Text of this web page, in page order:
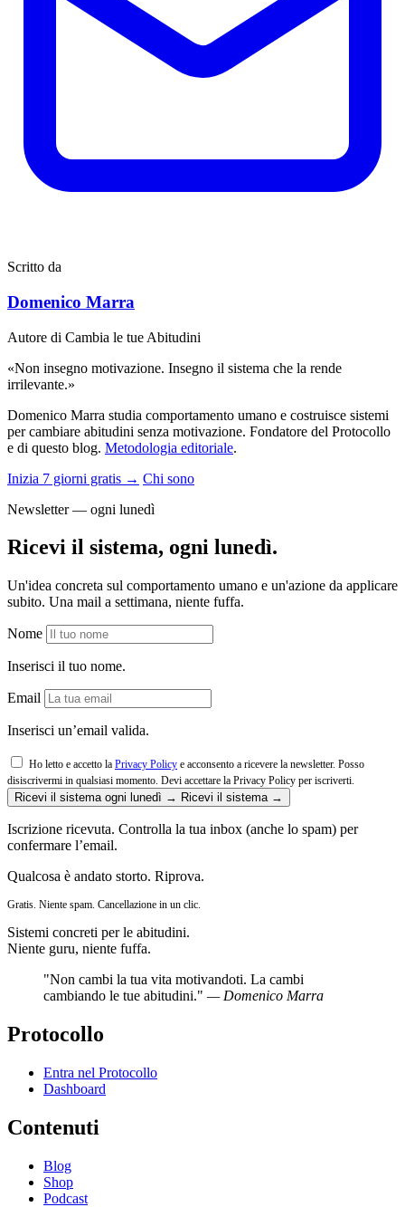
Scritto da
Domenico Marra
Autore di Cambia le tue Abitudini
«Non insegno motivazione. Insegno il sistema che la rende
irrilevante.»
Domenico Marra studia comportamento umano e costruisce sistemi
per cambiare abitudini senza motivazione. Fondatore del Protocollo
e di questo blog. Metodologia editoriale.
Inizia 7 giorni gratis → Chi sono
Newsletter — ogni lunedì
Ricevi il sistema, ogni lunedì.
Un'idea concreta sul comportamento umano e un'azione da applicare
subito. Una mail a settimana, niente fuffa.
Nome
Inserisci il tuo nome.
Email
Inserisci un’email valida.
Ho letto e accetto la Privacy Policy e acconsento a ricevere la newsletter. Posso
disiscrivermi in qualsiasi momento.
Devi accettare la Privacy Policy per iscriverti.
Ricevi il sistema ogni lunedì → Ricevi il sistema →
Iscrizione ricevuta. Controlla la tua inbox (anche lo spam) per
confermare l’email.
Qualcosa è andato storto. Riprova.
Gratis. Niente spam. Cancellazione in un clic.
Sistemi concreti per le abitudini.
Niente guru, niente fuffa.
"Non cambi la tua vita motivandoti. La cambi
cambiando le tue abitudini." — Domenico Marra
Protocollo
Entra nel Protocollo
Dashboard
Contenuti
Blog
Shop
Podcast